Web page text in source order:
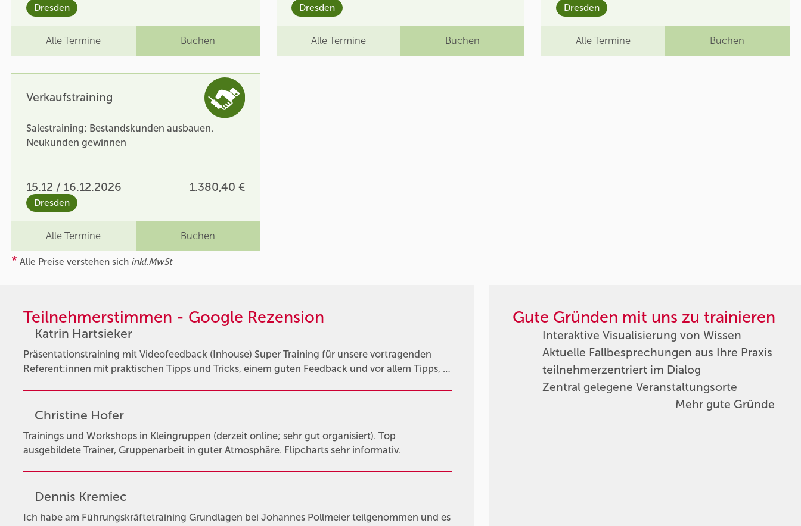
Dresden
Alle Termine Buchen
Dresden
Alle Termine Buchen
Dresden
Alle Termine Buchen
Verkaufstraining
Salestraining: Bestandskunden ausbauen.
Neukunden gewinnen
15.12 / 16.12.2026 1.380,40 €
Dresden
Alle Termine Buchen
* Alle Preise verstehen sich inkl.MwSt
Teilnehmerstimmen - Google Rezension
Katrin Hartsieker
Präsentationstraining mit Videofeedback (Inhouse) Super Training für unsere vortragenden
Referent:innen mit praktischen Tipps und Tricks, einem guten Feedback und vor allem Tipps, …
Christine Hofer
Trainings und Workshops in Kleingruppen (derzeit online; sehr gut organisiert). Top
ausgebildete Trainer, Gruppenarbeit in guter Atmosphäre. Flipcharts sehr informativ.
Dennis Kremiec
Ich habe am Führungskräftetraining Grundlagen bei Johannes Pollmeier teilgenommen und es
Gute Gründen mit uns zu trainieren
Interaktive Visualisierung von Wissen
Aktuelle Fallbesprechungen aus Ihre Praxis
teilnehmerzentriert im Dialog
Zentral gelegene Veranstaltungsorte
Mehr gute Gründe